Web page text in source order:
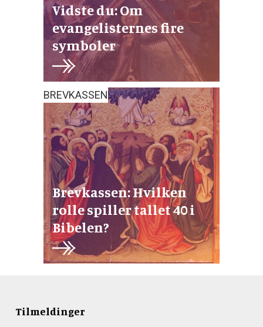
Vidste du: Om
evangelisternes fire
symboler
BREVKASSEN
Brevkassen: Hvilken
rolle spiller tallet 40 i
Bibelen?
Tilmeldinger